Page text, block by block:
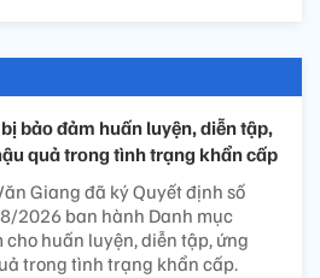
bảo đảm huấn luyện, diễn tập,
quả trong tình trạng khẩn cấp
Giang đã ký Quyết định số
2026 ban hành Danh mục
huấn luyện, diễn tập, ứng
trong tình trạng khẩn cấp.